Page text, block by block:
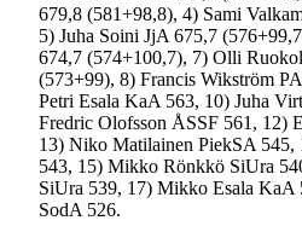
679,8 (581+98,8), 4) Sami
5) Juha Soini JjA 675,7
674,7 (574+100,7), 7) Olli
(573+99), 8) Francis Wikström
Petri Esala KaA 563, 10) Juha
Fredric Olofsson ÅSSF 561, 12)
13) Niko Matilainen PiekSA
543, 15) Mikko Rönkkö SiUra
SiUra 539, 17) Mikko Esala KaA
SodA 526.